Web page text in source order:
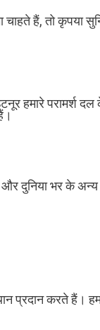
चाहते हैं, तो
हमारे परामर्श
दुनिया भर के
प्रदान करते हैं।